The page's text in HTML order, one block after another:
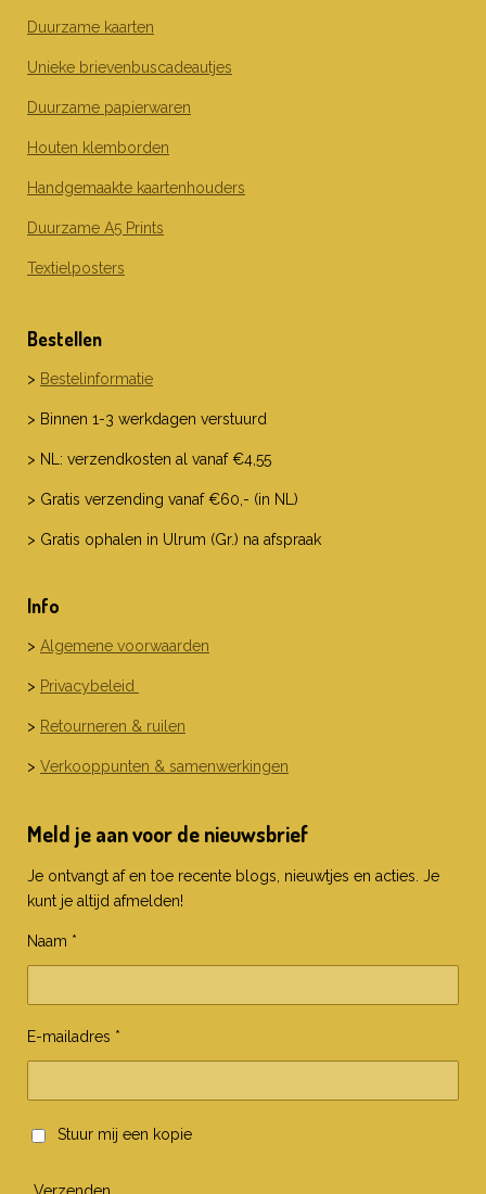
Duurzame kaarten
Unieke brievenbuscadeautjes
Duurzame papierwaren
Houten klemborden
Handgemaakte kaartenhouders
Duurzame A5 Prints
Textielposters
Bestellen
> Bestelinformatie
> Binnen 1-3 werkdagen verstuurd
> NL: verzendkosten al vanaf €4,55
> Gratis verzending vanaf €60,- (in NL)
> Gratis ophalen in Ulrum (Gr.) na afspraak
Info
> Algemene voorwaarden
> Privacybeleid
> Retourneren & ruilen
> Verkooppunten & samenwerkingen
Meld je aan voor de nieuwsbrief
Je ontvangt af en toe recente blogs, nieuwtjes en acties. Je
kunt je altijd afmelden!
Naam *
E-mailadres *
Stuur mij een kopie